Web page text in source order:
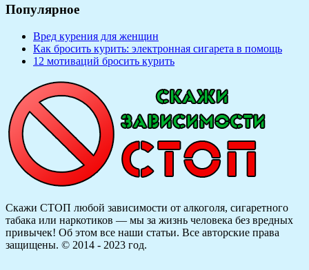
Популярное
Вред курения для женщин
Как бросить курить: электронная сигарета в помощь
12 мотиваций бросить курить
Скажи СТОП любой зависимости от алкоголя, сигаретного
табака или наркотиков — мы за жизнь человека без вредных
привычек! Об этом все наши статьи. Все авторские права
защищены. © 2014 - 2023 год.